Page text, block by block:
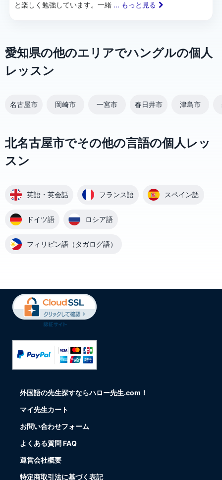
と楽しく勉強しています。一緒 ... もっと見る
愛知県の他のエリアでハングルの個人
レッスン
名古屋市 岡崎市 一宮市 春日井市 津島市
北名古屋市でその他の言語の個人レッ
スン
英語・英会話 フランス語 スペイン語
ドイツ語 ロシア語
フィリピン語（タガログ語）
外国語の先生探すならハロー先生.com！
マイ先生カート
お問い合わせフォーム
よくある質問 FAQ
運営会社概要
特定商取引法に基づく表記